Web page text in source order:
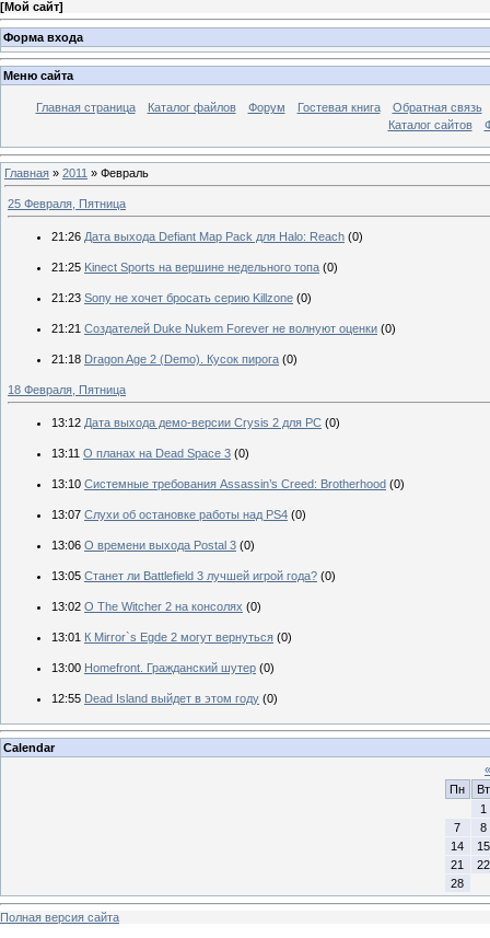
[Мой сайт]
Форма входа
Меню сайта
Главная страница Каталог файлов Форум Гостевая книга
Обратная связь
Каталог сайтов
Главная » 2011 » Февраль
25 Февраля, Пятница
21:26 Дата выхода Defiant Map Pack для Halo: Reach (0)
21:25 Kinect Sports на вершине недельного топа (0)
21:23 Sony не хочет бросать серию Killzone (0)
21:21 Создателей Duke Nukem Forever не волнуют оценки (0)
21:18 Dragon Age 2 (Demo). Кусок пирога (0)
18 Февраля, Пятница
13:12 Дата выхода демо-версии Crysis 2 для PC (0)
13:11 О планах на Dead Space 3 (0)
13:10 Системные требования Assassin’s Creed: Brotherhood (0)
13:07 Слухи об остановке работы над PS4 (0)
13:06 О времени выхода Postal 3 (0)
13:05 Станет ли Battlefield 3 лучшей игрой года? (0)
13:02 О The Witcher 2 на консолях (0)
13:01 К Mirror`s Egde 2 могут вернуться (0)
13:00 Homefront. Гражданский шутер (0)
12:55 Dead Island выйдет в этом году (0)
Calendar
«
Пн
Вт
1
7
8
14
15
21
22
28
Полная версия сайта